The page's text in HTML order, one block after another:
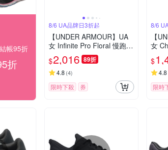
帳95折
折
8/6 UA品牌日3折起
【UNDER ARMOUR】UA
女 Infinite Pro Floral 慢跑鞋
_3028104-001
$2,016 89折
4.8 (4)
限時下殺 券
8/6
【
女
鞋
$
4.8
限時